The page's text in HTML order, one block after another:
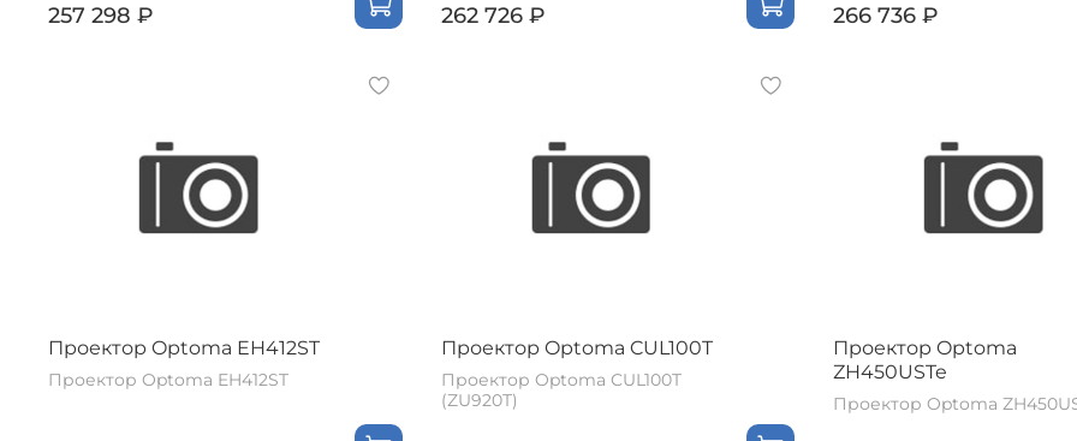
257 298 ₽ 262 726 ₽ 266 736 ₽
Проектор Optoma EH412ST
Проектор Optoma EH412ST
Проектор Optoma CUL100T
Проектор Optoma CUL100T
(ZU920T)
Проектор Optoma
ZH450USTe
Проектор Optoma